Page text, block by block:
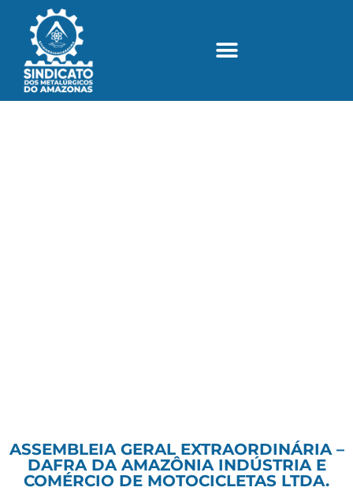
ASSEMBLEIA GERAL EXTRAORDINÁRIA –
DAFRA DA AMAZÔNIA INDÚSTRIA E
COMÉRCIO DE MOTOCICLETAS LTDA.